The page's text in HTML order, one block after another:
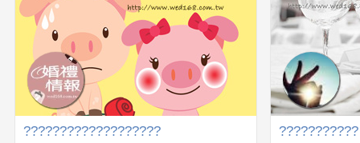
??????????????????? ???????????